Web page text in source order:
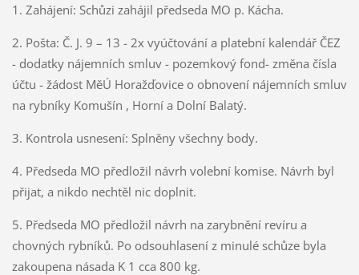
1. Zahájení: Schůzi zahájil předseda MO p. Kácha.
2. Pošta: Č. J. 9 – 13 - 2x vyúčtování a platební kalendář ČEZ
- dodatky nájemních smluv - pozemkový fond- změna čísla
účtu - žádost MěÚ Horažďovice o obnovení nájemních smluv
na rybníky Komušín , Horní a Dolní Balatý.
3. Kontrola usnesení: Splněny všechny body.
4. Předseda MO předložil návrh volební komise. Návrh byl
přijat, a nikdo nechtěl nic doplnit.
5. Předseda MO předložil návrh na zarybnění revíru a
chovných rybníků. Po odsouhlasení z minulé schůze byla
zakoupena násada K 1 cca 800 kg.